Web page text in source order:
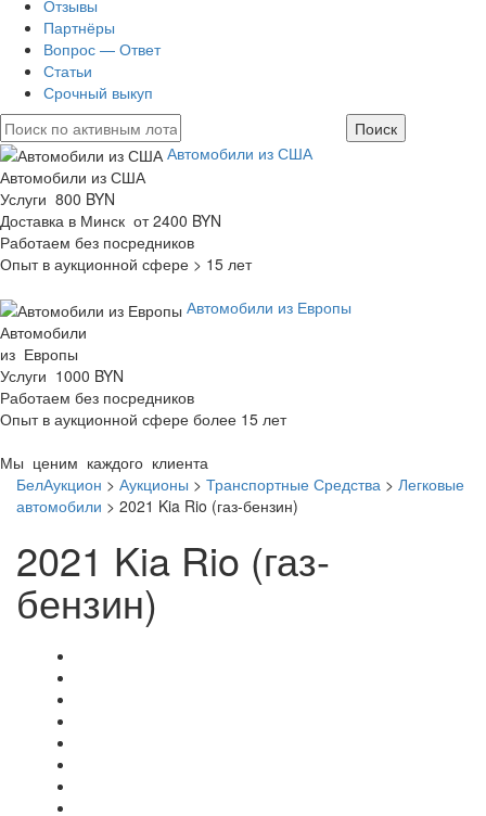
Отзывы
Партнёры
Вопрос — Ответ
Статьи
Срочный выкуп
Автомобили из США
Автомобили из США
Услуги 800 BYN
Доставка в Минск от 2400 BYN
Работаем без посредников
Опыт в аукционной сфере > 15 лет
Автомобили из Европы
Автомобили
из Европы
Услуги 1000 BYN
Работаем без посредников
Опыт в аукционной сфере более 15 лет
Мы ценим каждого клиента
БелАукцион > Аукционы > Транспортные Средства > Легковые
автомобили > 2021 Kia Rio (газ-бензин)
2021 Kia Rio (газ-
бензин)